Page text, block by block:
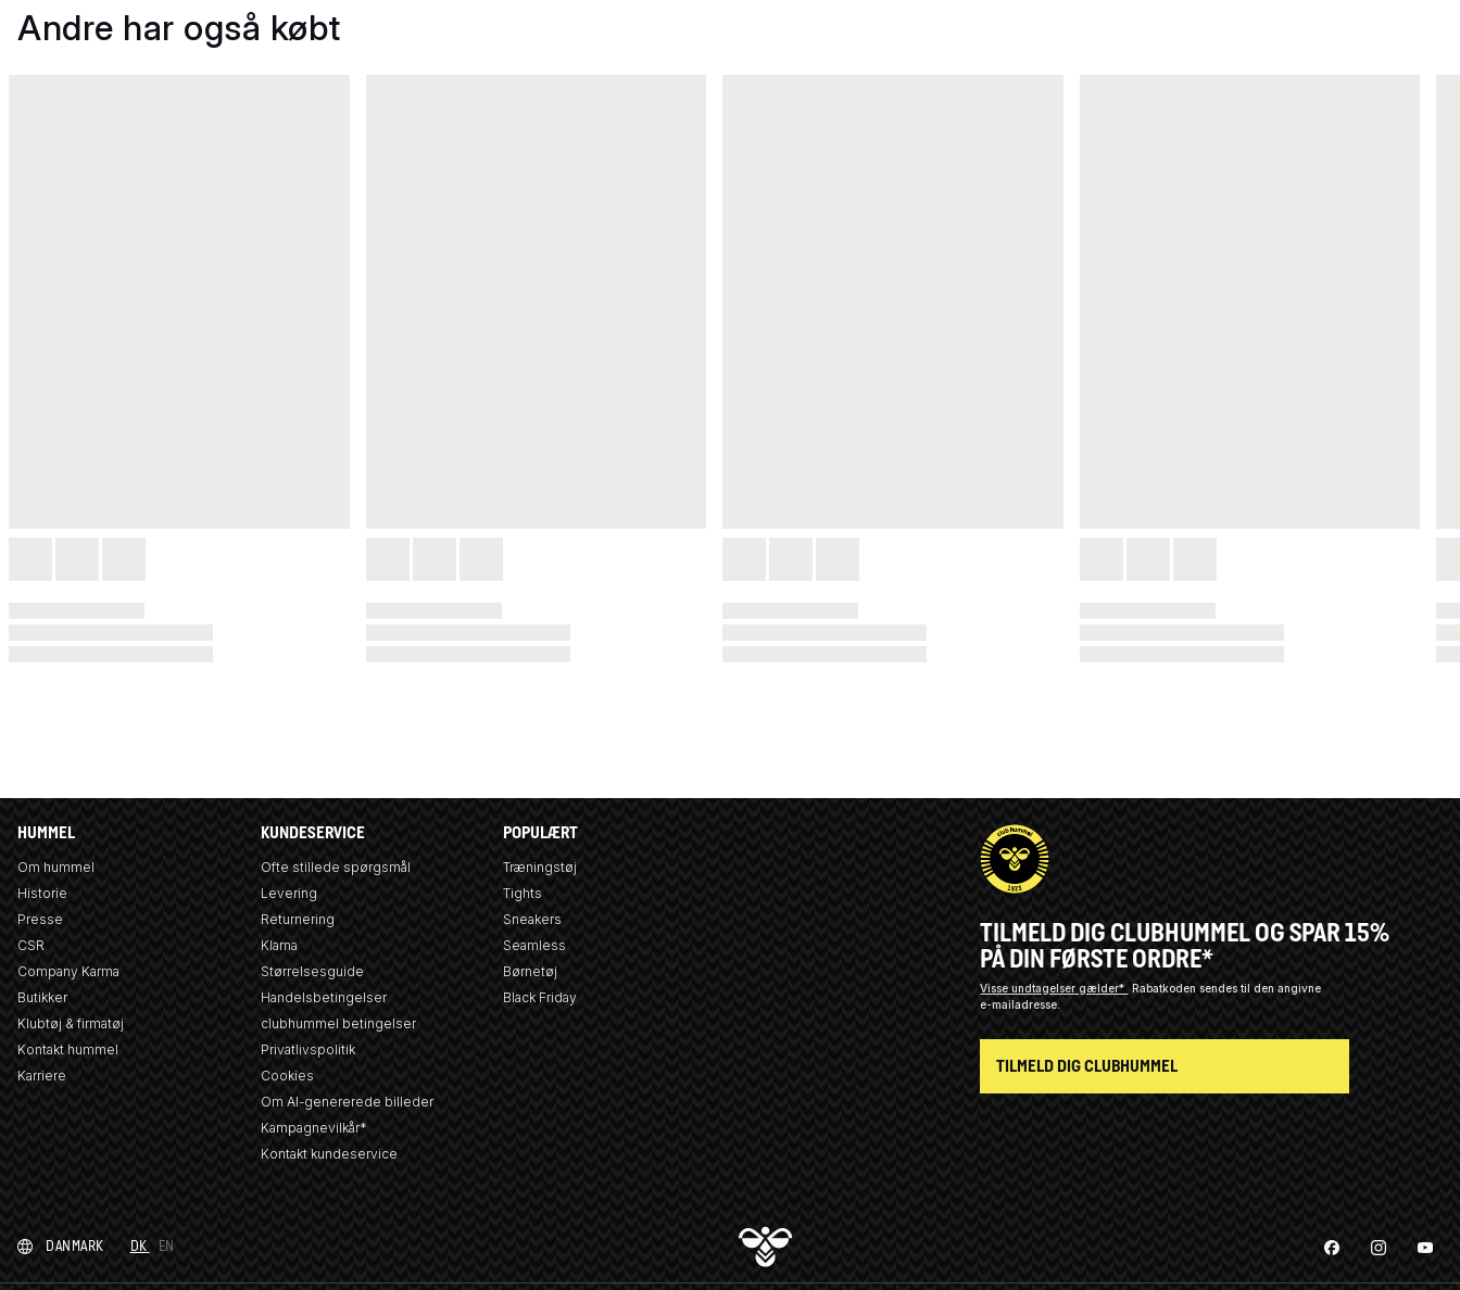
Andre har også købt
HUMMEL
Om hummel
Historie
Presse
CSR
Company Karma
Butikker
Klubtøj & firmatøj
Kontakt hummel
Karriere
KUNDESERVICE
Ofte stillede spørgsmål
Levering
Returnering
Klarna
Størrelsesguide
Handelsbetingelser
clubhummel betingelser
Privatlivspolitik
Cookies
Om AI-genererede billeder
Kampagnevilkår*
Kontakt kundeservice
POPULÆRT
Træningstøj
Tights
Sneakers
Seamless
Børnetøj
Black Friday
TILMELD DIG CLUBHUMMEL OG SPAR 15%
PÅ DIN FØRSTE ORDRE*
Visse undtagelser gælder* Rabatkoden sendes til den angivne
e-mailadresse.
TILMELD DIG CLUBHUMMEL
DANMARK DK EN